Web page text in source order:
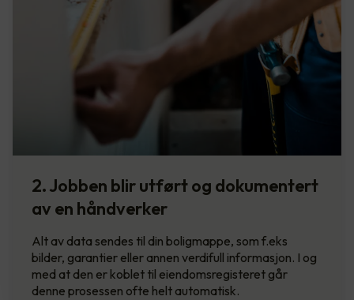
2. Jobben blir utført og dokumentert
av en håndverker
Alt av data sendes til din boligmappe, som f.eks
bilder, garantier eller annen verdifull informasjon. I og
med at den er koblet til eiendomsregisteret går
denne prosessen ofte helt automatisk.